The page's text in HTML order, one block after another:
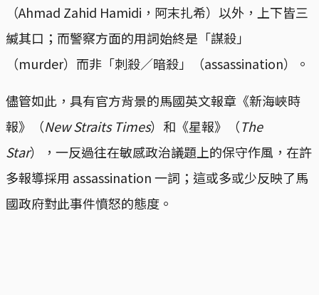
（Ahmad Zahid Hamidi，阿末扎希）以外，上下皆三
緘其口；而警察方面的用詞始終是「謀殺」
（murder）而非「刺殺／暗殺」（assassination）。
儘管如此，具有官方背景的馬國英文報章《新海峽時
報》（New Straits Times）和《星報》（The
Star），一反過往在敏感政治議題上的保守作風，在許
多報導採用 assassination 一詞；這或多或少反映了馬
國政府對此事件憤怒的態度。